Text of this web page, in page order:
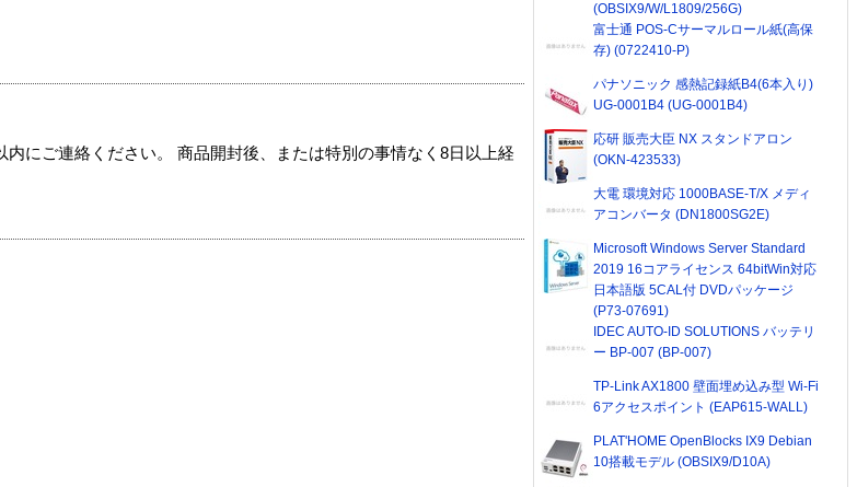
にご連絡ください。 商品開封後、または特別の事情なく8日以上経
(OBSIX9/W/L1809/256G)
富士通 POS-Cサーマルロール紙(高保
存) (0722410-P)
パナソニック 感熱記録紙B4(6本入り)
UG-0001B4 (UG-0001B4)
応研 販売大臣 NX スタンドアロン
(OKN-423533)
大電 環境対応 1000BASE-T/X メディ
アコンバータ (DN1800SG2E)
Microsoft Windows Server Standard
2019 16コアライセンス 64bitWin対応
日本語版 5CAL付 DVDパッケージ
(P73-07691)
IDEC AUTO-ID SOLUTIONS バッテリ
ー BP-007 (BP-007)
TP-Link AX1800 壁面埋め込み型 Wi-Fi
6アクセスポイント (EAP615-WALL)
PLAT'HOME OpenBlocks IX9 Debian
10搭載モデル (OBSIX9/D10A)